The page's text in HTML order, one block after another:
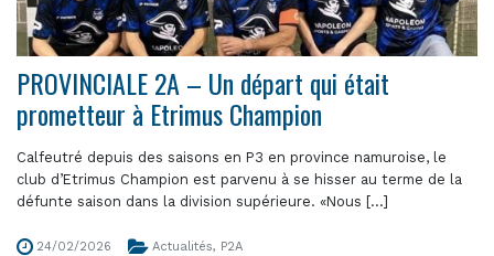
PROVINCIALE 2A – Un départ qui était
prometteur à Etrimus Champion
Calfeutré depuis des saisons en P3 en province namuroise, le
club d’Etrimus Champion est parvenu à se hisser au terme de la
défunte saison dans la division supérieure. «Nous [...]
24/02/2026 Actualités, P2A